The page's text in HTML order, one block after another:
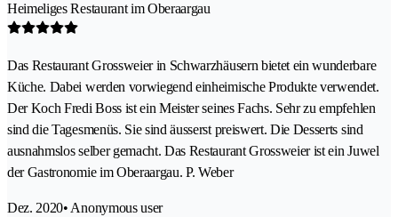
Heimeliges Restaurant im Oberaargau
Das Restaurant Grossweier in Schwarzhäusern bietet ein wunderbare
Küche. Dabei werden vorwiegend einheimische Produkte verwendet.
Der Koch Fredi Boss ist ein Meister seines Fachs. Sehr zu empfehlen
sind die Tagesmenüs. Sie sind äusserst preiswert. Die Desserts sind
ausnahmslos selber gemacht. Das Restaurant Grossweier ist ein Juwel
der Gastronomie im Oberaargau. P. Weber
Dez. 2020• Anonymous user